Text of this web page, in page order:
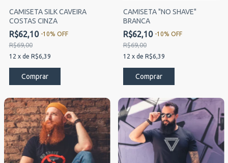
CAMISETA SILK CAVEIRA
COSTAS CINZA
R$62,10 -10% OFF
R$69,00
12 x de R$6,39
Comprar
CAMISETA "NO SHAVE"
BRANCA
R$62,10 -10% OFF
R$69,00
12 x de R$6,39
Comprar